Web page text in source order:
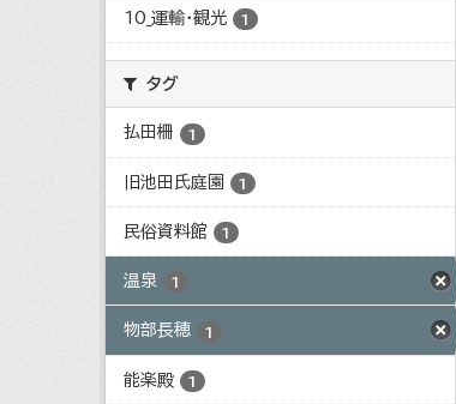
10_運輸・観光 1
タグ
払田柵 1
旧池田氏庭園 1
民俗資料館 1
温泉 1
物部長穂 1
能楽殿 1